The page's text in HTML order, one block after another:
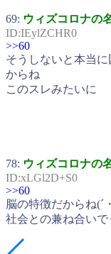
69: ウィズコロナの
ID:IEylZCHR0
>>60
そうしないと本当
からね
このスレみたいに
78: ウィズコロナの
ID:xLGl2D+S0
>>60
脳の特徴だからね(´
社会との兼ね合い